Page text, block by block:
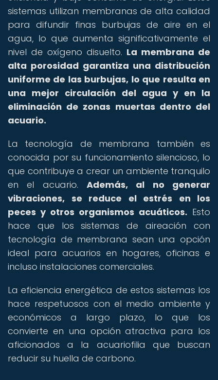
sistemas utilizan membranas de alta calidad
para difundir finas burbujas de aire en el
agua, lo que aumenta significativamente el
nivel de oxígeno disuelto. La membrana de
alta porosidad garantiza una distribución
uniforme de las burbujas, lo que resulta en
una mejor circulación del agua y en la
eliminación de zonas muertas dentro del
acuario.
La tecnología de membrana también es
conocida por su funcionamiento silencioso, lo
que contribuye a crear un ambiente tranquilo
en el acuario. Además, al no generar
vibraciones, se reduce el estrés en los
peces y otros organismos acuáticos. Esto
hace que los sistemas de aireación con
tecnología de membrana sean una opción
ideal para acuarios en hogares, oficinas e
incluso instalaciones comerciales.
La eficiencia energética de estos sistemas los
hace respetuosos con el medio ambiente y
económicos a largo plazo, lo que los
convierte en una opción atractiva para los
aficionados a la acuariofilia que buscan
reducir su huella de carbono.